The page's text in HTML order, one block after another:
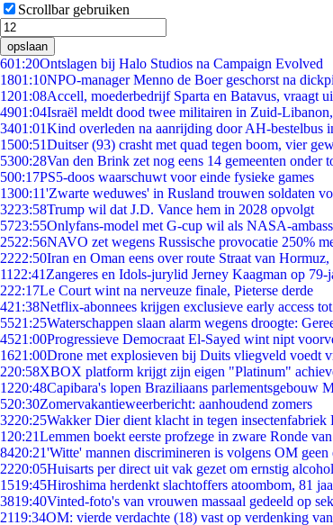
Scrollbar gebruiken
opslaan
601:20Ontslagen bij Halo Studios na Campaign Evolved
1801:10NPO-manager Menno de Boer geschorst na
1201:08Accell, moederbedrijf Sparta en Batavus, vraagt
4901:04Israël meldt dood twee militairen in Zuid-
3401:01Kind overleden na aanrijding door AH-bestelbus
1500:51Duitser (93) crasht met quad tegen boom, vier
5300:28Van den Brink zet nog eens 14 gemeenten onder
500:17PS5-doos waarschuwt voor einde fysieke games
1300:11'Zwarte weduwes' in Rusland trouwen soldaten
3223:58Trump wil dat J.D. Vance hem in 2028 opvolgt
5723:55Onlyfans-model met G-cup wil als NASA-
2522:56NAVO zet wegens Russische provocatie 250%
2222:50Iran en Oman eens over route Straat van
11 22:41 Zangeres en Idols-jurylid Jerney Kaagman op
222:17Le Court wint na nerveuze finale, Pieterse derde
421:38Netflix-abonnees krijgen exclusieve early access
5521:25Waterschappen slaan alarm wegens droogte:
4521:00Progressieve Democraat El-Sayed wint nipt
1621:00Drone met explosieven bij Duits vliegveld voedt
220:58XBOX platform krijgt zijn eigen "Platinum"
1220:48Capibara's lopen Braziliaans parlementsgebouw
520:30Zomervakantieweerbericht: aanhoudend zomers
3220:25Wakker Dier dient klacht in tegen insectenfabriek
1 20:21Lemmen boekt eerste profzege in zware Ronde
8420:21'Witte' mannen discrimineren is volgens OM geen
2220:05Huisarts per direct uit vak gezet om ernstig
1519:45Hiroshima herdenkt slachtoffers atoombom, 81
3819:40Vinted-foto's van vrouwen massaal gedeeld op
2119:34OM: vierde verdachte (18) vast op verdenking